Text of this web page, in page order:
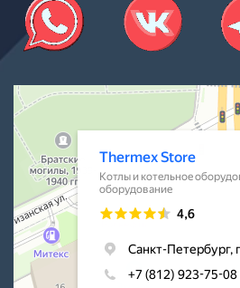
Thermex Store
Котлы и котельное оборудование в
Водонагреватели в Санкт‑Петербурге